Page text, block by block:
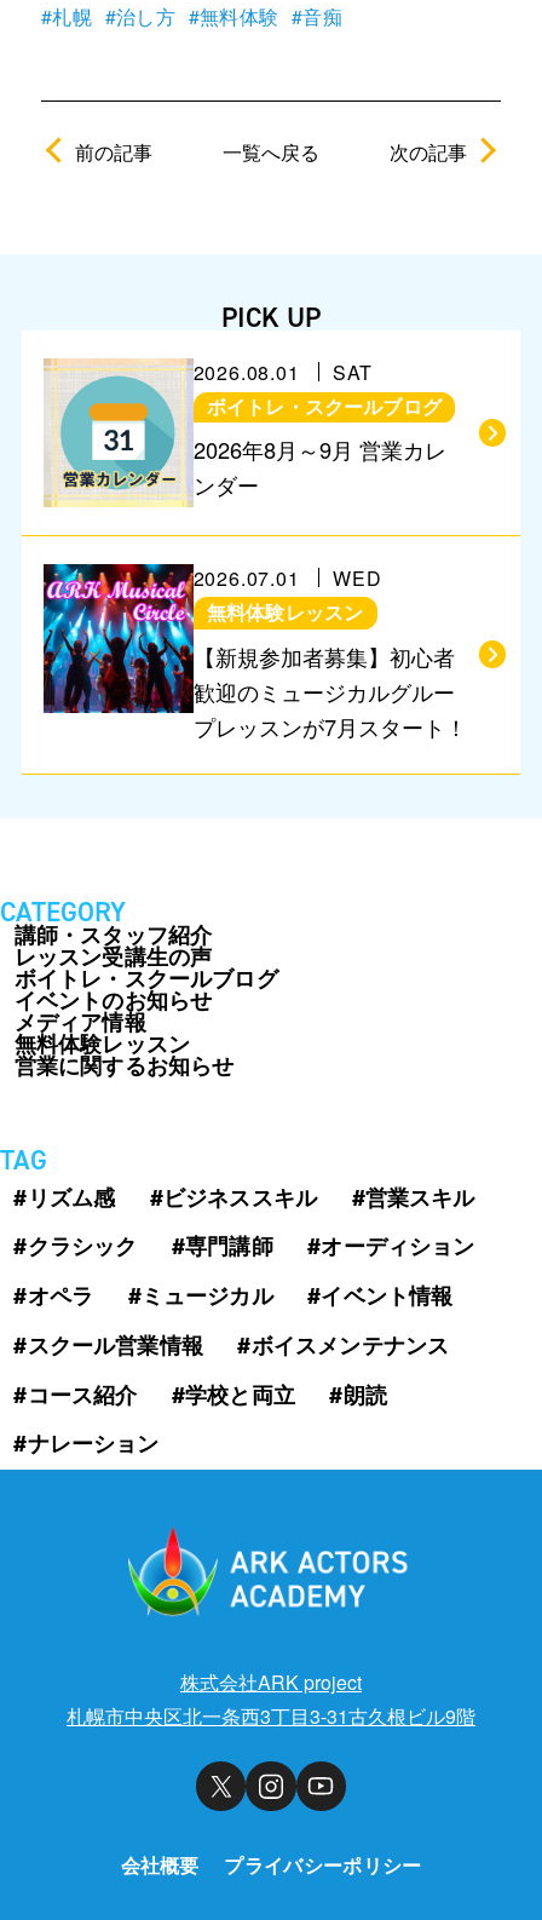
#札幌 #治し方 #無料体験 #音痴
前の記事 一覧へ戻る 次の記事
CATEGORY
講師・スタッフ紹介
レッスン受講生の声
ボイトレ・スクールブログ
イベントのお知らせ
メディア情報
無料体験レッスン
営業に関するお知らせ
TAG
#リズム感 #ビジネススキル
#営業スキル
#クラシック
#専門講師
#オーディション
#オペラ
#ミュージカル
#イベント情報
#スクール営業情報
#ボイスメンテナンス
#コース紹介
#学校と両立
#朗読
#ナレーション
PICK UP
2026.08.01 SAT
ボイトレ・スクールブログ
営業に関するお知らせ
2026年8月～9月 営業カレ
ンダー
2026.07.01 WED
無料体験レッスン
【新規参加者募集】初心者
歓迎のミュージカルグルー
プレッスンが7月スタート！
株式会社ARK project
札幌市中央区北一条西3丁目3-31古久根ビル9階
会社概要 プライバシーポリシー